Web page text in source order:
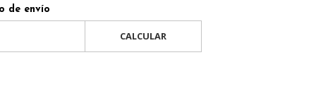
de envío
CALCULAR